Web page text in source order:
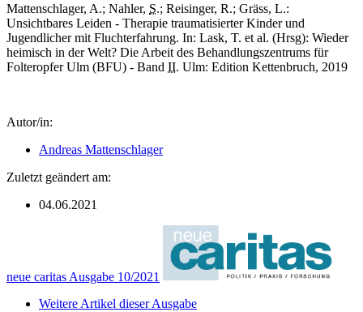
Mattenschlager, A.; Nahler, S.; Reisinger, R.; Gräss, L.:
Unsichtbares Leiden - Therapie traumatisierter Kinder und
Jugendlicher mit Fluchterfahrung. In: Lask, T. et al. (Hrsg): Wieder
heimisch in der Welt? Die Arbeit des Behandlungszentrums für
Folteropfer Ulm (BFU) - Band II. Ulm: Edition Kettenbruch, 2019
Autor/in:
Andreas Mattenschlager
Zuletzt geändert am:
04.06.2021
neue caritas Ausgabe 10/2021
Weitere Artikel dieser Ausgabe